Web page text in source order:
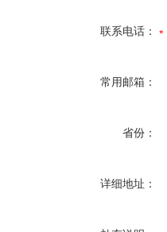
联系电话：
常用邮箱：
省份：
详细地址：